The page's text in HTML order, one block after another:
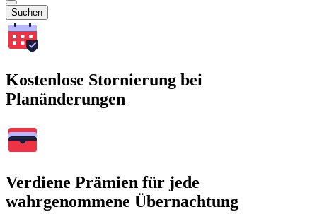
Suchen
Kostenlose Stornierung bei
Planänderungen
Verdiene Prämien für jede
wahrgenommene Übernachtung